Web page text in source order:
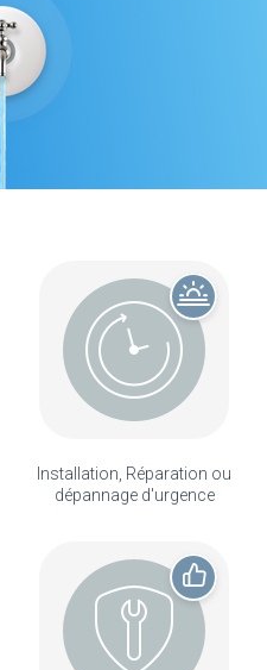
Installation, Réparation ou
dépannage d'urgence